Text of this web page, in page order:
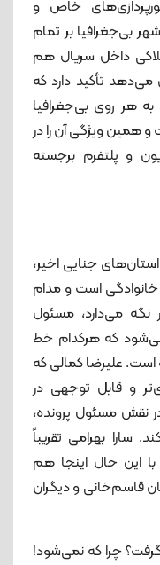
خاص و
بی‌جغرافیا بر تمام
داخل سریال هم
تأکید دارد که
هر روی بی‌جغرافیا
همین ویژگی آن را در
و پلتفرم برجسته
جنایی اخیر،
است و مدام
می‌دارد، مسئول
که هرکدام خط
است. علیرضا کمالی که
و قابل‌ توجهی در
نقش مسئول پرونده،
سارا بهرامی تقریباً
با این حال اینجا هم
قاسم‌خانی و دیگران
گرفت؟ چرا که نمی‌شود!